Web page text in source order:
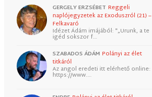
GERGELY ERZSÉBET Reggeli
naplójegyzetek az Exoduszról (21) –
Felkavaró
Idézet Ádám imájából: "„Urunk, a te
igéd sokszor f…
SZABADOS ÁDÁM Polányi az élet
titkáról
Az angol eredeti itt elérhető online:
https://www.…